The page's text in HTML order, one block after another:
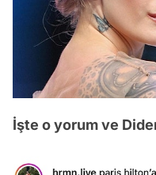
İşte o yorum ve